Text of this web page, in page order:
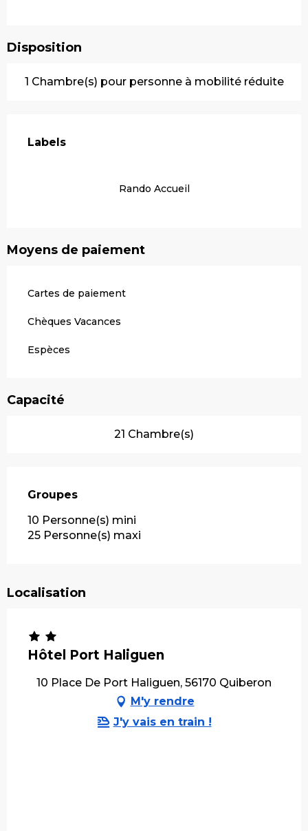
Disposition
1 Chambre(s) pour personne à mobilité réduite
Labels
Labels
Rando Accueil
Moyens de paiement
Cartes de paiement
Chèques Vacances
Espèces
Capacité
21 Chambre(s)
Groupes
Groupes
10 Personne(s) mini
25 Personne(s) maxi
Localisation
Hôtel Port Haliguen
10 Place De Port Haliguen, 56170 Quiberon
M'y rendre
J'y vais en train !